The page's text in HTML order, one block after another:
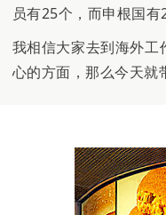
员有25个，而申根国
我相信大家去到海外
心的方面，那么今天就